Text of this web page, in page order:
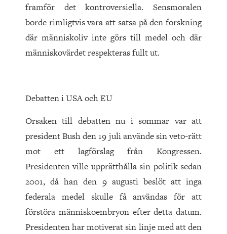
framför det kontroversiella. Sensmoralen
borde rimligtvis vara att satsa på den forskning
där människoliv inte görs till medel och där
människovärdet respekteras fullt ut.
Debatten i USA och EU
Orsaken till debatten nu i sommar var att
president Bush den 19 juli använde sin veto-rätt
mot ett lagförslag från Kongressen.
Presidenten ville upprätthålla sin politik sedan
2001, då han den 9 augusti beslöt att inga
federala medel skulle få användas för att
förstöra människoembryon efter detta datum.
Presidenten har motiverat sin linje med att den